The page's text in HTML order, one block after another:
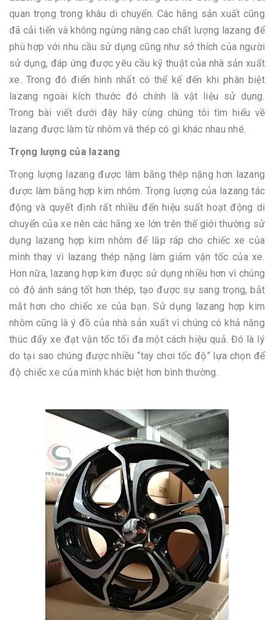
quan trọng trong khâu di chuyển. Các hãng sản xuất cũng
đã cải tiến và không ngừng nâng cao chất lượng lazang để
phù hợp với nhu cầu sử dụng cũng như sở thích của người
sử dụng, đáp ứng được yêu cầu kỹ thuật của nhà sản xuất
xe. Trong đó điển hình nhất có thể kể đến khi phân biệt
lazang ngoài kích thước đó chính là vật liệu sử dụng.
Trong bài viết dưới đây hãy cùng chúng tôi tìm hiểu về
lazang được làm từ nhôm và thép có gì khác nhau nhé.
Trọng lượng của lazang
Trọng lượng lazang được làm bằng thép nặng hơn lazang
được làm bằng hợp kim nhôm. Trọng lượng của lazang tác
động và quyết định rất nhiều đến hiệu suất hoạt động di
chuyển của xe nên các hãng xe lớn trên thế giới thường sử
dụng lazang hợp kim nhôm để lắp ráp cho chiếc xe của
mình thay vì lazang thép nặng làm giảm vận tốc của xe.
Hơn nữa, lazang hợp kim được sử dụng nhiều hơn vì chúng
có độ ánh sáng tốt hơn thép, tạo được sự sang trọng, bắt
mắt hơn cho chiếc xe của bạn. Sử dụng lazang hợp kim
nhôm cũng là ý đồ của nhà sản xuất vì chúng có khả năng
thúc đẩy xe đạt vận tốc tối đa một cách hiệu quả. Đó là lý
do tại sao chúng được nhiều “tay chơi tốc độ” lựa chọn để
độ chiếc xe của mình khác biệt hơn bình thường.